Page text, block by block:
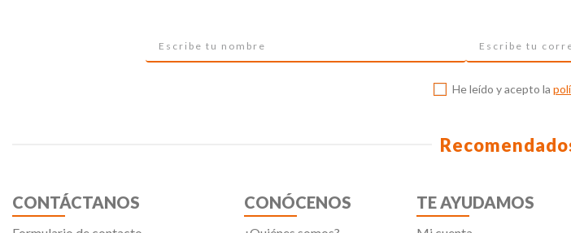
He leído y acepto la
CONTÁCTANOS CONÓCENOS TE AYUDAMOS